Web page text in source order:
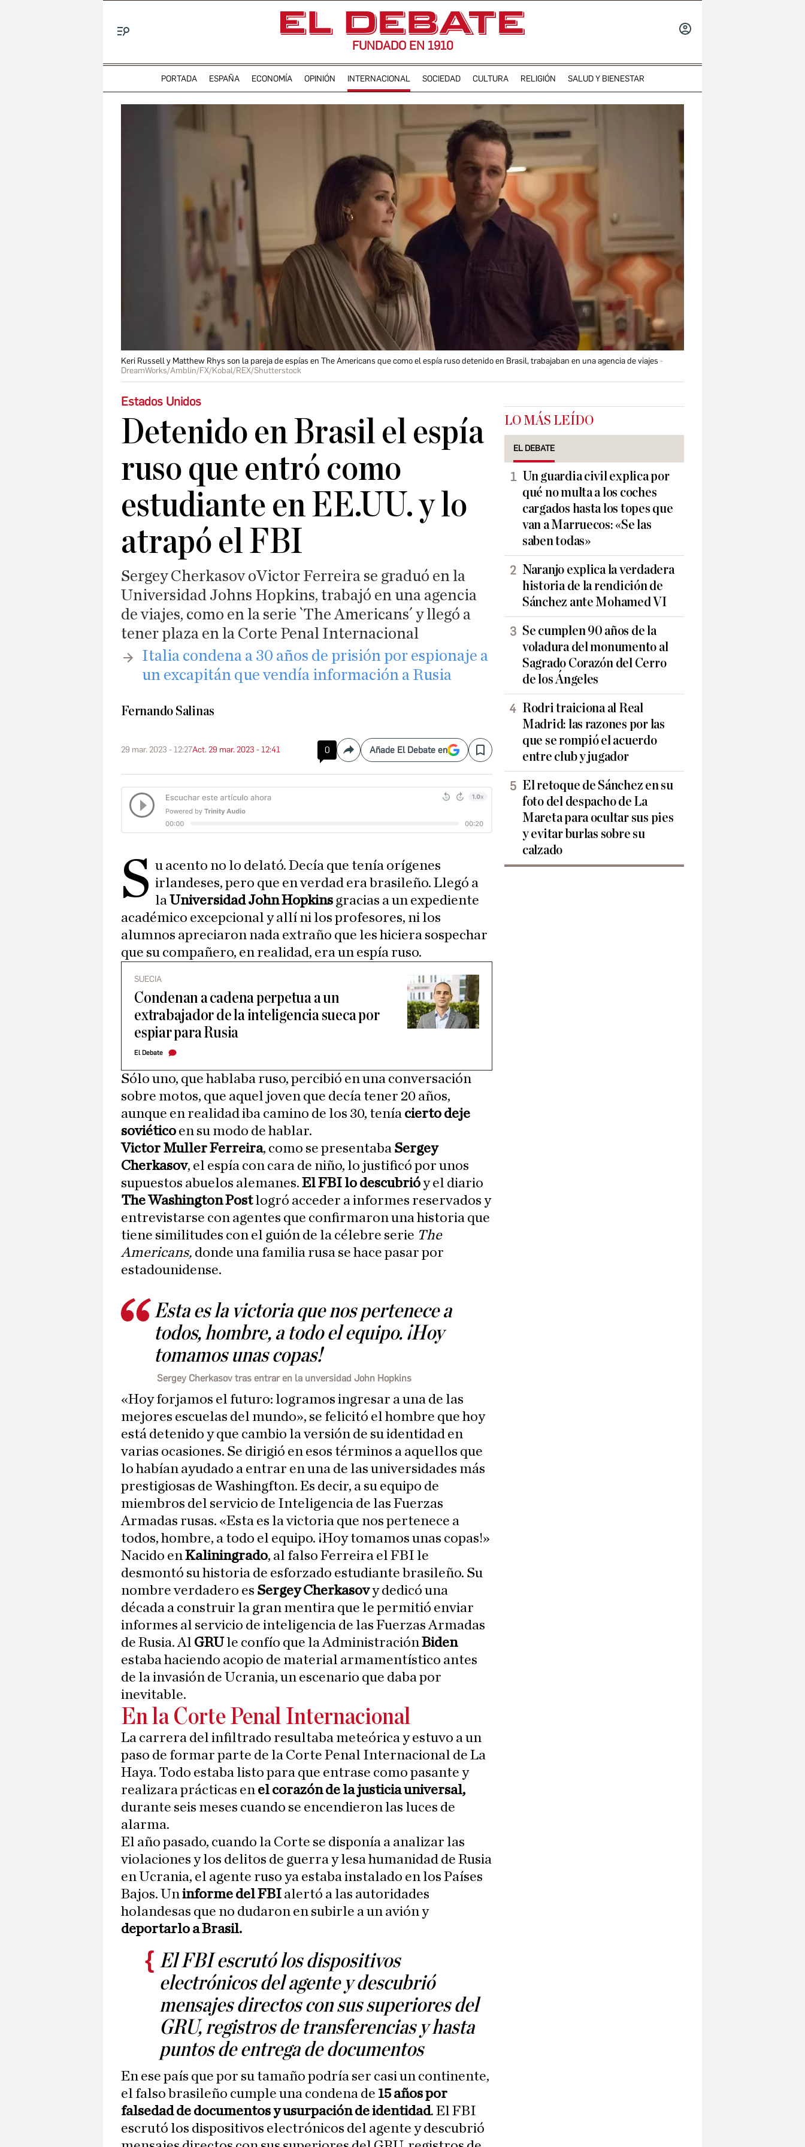
FUNDADO EN 1910
PORTADA ESPAÑA ECONOMÍA OPINIÓN INTERNACIONAL SOCIEDAD CULTURA RELIGIÓN SALUD Y BIENESTAR
Keri Russell y Matthew Rhys son la pareja de espías en The Americans que como el espía ruso detenido en Brasil, trabajaban en una agencia de viajes
DreamWorks/Amblin/FX/Kobal/REX/Shutterstock
Estados Unidos
Detenido en Brasil el espía
ruso que entró como
estudiante en EE.UU. y lo
atrapó el FBI
Sergey Cherkasov oVictor Ferreira se graduó en la
Universidad Johns Hopkins, trabajó en una agencia
de viajes, como en la serie `The Americans´ y llegó a
tener plaza en la Corte Penal Internacional
​Italia condena a 30 años de prisión por espionaje a
un excapitán que vendía información a Rusia
Fernando Salinas
29 mar. 2023 - 12:27Act. 29 mar. 2023 - 12:41 0 CompartirAñade El Debate en Save
S u acento no lo delató. Decía que tenía orígenes
irlandeses, pero que en verdad era brasileño. Llegó a
laUniversidadJohn Hopkins gracias a un expediente
académico excepcional y allí ni los profesores, ni los
alumnos apreciaron nada extraño que les hiciera sospechar
que su compañero, en realidad, era un espía ruso.
SUECIA
Condenan a cadena perpetua a un
extrabajador de la inteligencia sueca por
espiar para Rusia
El Debate
Sólo uno, que hablaba ruso, percibió en una conversación
sobre motos, que aquel joven que decía tener 20 años,
aunque en realidad iba camino de los 30, tenía cierto deje
soviético en su modo de hablar.
Victor Muller Ferreira, como se presentaba Sergey
Cherkasov, el espía con cara de niño, lo justificó por unos
supuestos abuelos alemanes. El FBI lo descubrióy el diario
The Washington Postlogró acceder a informes reservados y
entrevistarse con agentes que confirmaron una historia que
tiene similitudes con el guión de la célebre serie The
Americans, donde una familia rusa se hace pasar por
estadounidense.
Esta es la victoria que nos pertenece a
todos, hombre, a todo el equipo. ¡Hoy
tomamos unas copas!
Sergey Cherkasov tras entrar en la unversidad John Hopkins
«Hoy forjamos el futuro: logramos ingresar a una de las
mejores escuelas del mundo», se felicitó el hombre que hoy
está detenido y que cambio la versión de su identidad en
varias ocasiones. Se dirigió en esos términos a aquellos que
lo habían ayudado a entrar en una de las universidades más
prestigiosas de Washingfton. Es decir, a su equipo de
miembros del servicio de Inteligencia de las Fuerzas
Armadas rusas. «Esta es la victoria que nos pertenece a
todos, hombre, a todo el equipo. ¡Hoy tomamos unas copas!»
Nacido enKaliningrado, al falso Ferreira el FBI le
desmontó su historia de esforzado estudiante brasileño. Su
nombre verdadero es Sergey Cherkasovy dedicó una
década a construir la gran mentira que le permitió enviar
informes al servicio de inteligencia de las Fuerzas Armadas
de Rusia. Al GRUle confío que la AdministraciónBiden
estaba haciendo acopio de material armamentístico antes
de la invasión de Ucrania, un escenario que daba por
inevitable.
En la Corte Penal Internacional
La carrera del infiltrado resultaba meteórica y estuvo a un
paso de formar parte de la Corte Penal Internacional de La
Haya. Todo estaba listo para que entrase como pasante y
realizara prácticas en el corazón de la justicia universal,
durante seis meses cuando se encendieron las luces de
alarma.
El año pasado, cuando la Corte se disponía a analizar las
violaciones y los delitos de guerra y lesa humanidad de Rusia
en Ucrania, el agente ruso ya estaba instalado en los Países
Bajos. Uninforme del FBI alertó a las autoridades
holandesas que no dudaron en subirle a un avión y
deportarlo a Brasil.
El FBI escrutó los dispositivos
electrónicos del agente y descubrió
mensajes directos con sus superiores del
GRU, registros de transferencias y hasta
puntos de entrega de documentos
En ese país que por su tamaño podría ser casi un continente,
el falso brasileño cumple una condena de 15 años por
falsedad de documentos y usurpación de identidad. El FBI
escrutó los dispositivos electrónicos del agente y descubrió
LO MÁS LEÍDO
EL DEBATE
Un guardia civil explica por
qué no multa a los coches
cargados hasta los topes que
van a Marruecos: «Se las
saben todas»
Naranjo explica la verdadera
historia de la rendición de
Sánchez ante Mohamed VI
Se cumplen 90 años de la
voladura del monumento al
Sagrado Corazón del Cerro
de los Ángeles
Rodri traiciona al Real
Madrid: las razones por las
que se rompió el acuerdo
entre club y jugador
El retoque de Sánchez en su
foto del despacho de La
Mareta para ocultar sus pies
y evitar burlas sobre su
calzado